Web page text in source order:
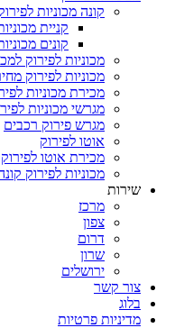
קונה מכוניות
קניית
קונים
מכוניות לפירוק
מכוניות לפירוק
מכירת מכוניות
מגרשי מכוניות
מגרש פירוק רכבים
אוטו לפירוק
מכירת אוטו לפירוק
מכוניות לפירוק
שירות
מרכז
צפון
דרום
שרון
ירושלים
צור קשר
בלוג
מדיניות פרטיות